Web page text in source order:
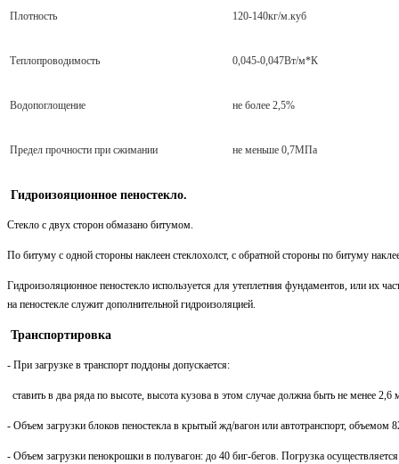
Плотность 120-140кг/м.куб
Теплопроводимость 0,045-0,047Вт/м*К
Водопоглощение не более 2,5%
Предел прочности при сжимании не меньше 0,7МПа
Гидроизояционное пеностекло.
Стекло с двух сторон обмазано битумом.
По битуму с одной стороны наклеен стеклохолст, с обратной стороны по битуму
Гидроизоляционное пеностекло используется для утеплетния фундаментов, или их
на пеностекле служит дополнительной гидроизоляцией.
Транспортировка
- При загрузке в транспорт поддоны допускается:
ставить в два ряда по высоте, высота кузова в этом случае должна быть не менее
- Объем загрузки блоков пеностекла в крытый жд/вагон или автотранспорт, объемом
- Объем загрузки пенокрошки в полувагон: до 40 биг-бегов. Погрузка